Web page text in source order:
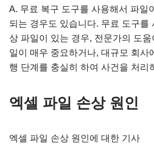
A. 무료 복구 도구를 사용해서 파일
되는 경우도 있습니다. 무료 도구를
상 파일이 있는 경우, 전문가의 도
일이 매우 중요하거나, 대규모 회사
행 단계를 충실히 하여 사건을 처리
엑셀 파일 손상 원인
엑셀 파일 손상 원인에 대한 기사